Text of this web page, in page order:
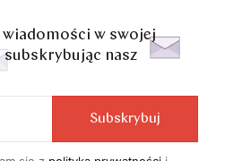
w swojej
nasz
Subskrybuj